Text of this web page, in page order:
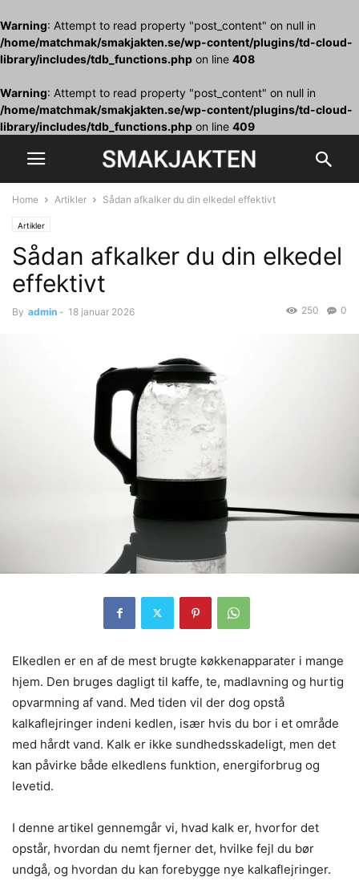
Warning: Attempt to read property "post_content" on null in
/home/matchmak/smakjakten.se/wp-content/plugins/td-cloud-
library/includes/tdb_functions.php on line 408
Warning: Attempt to read property "post_content" on null in
/home/matchmak/smakjakten.se/wp-content/plugins/td-cloud-
library/includes/tdb_functions.php on line 409
Home Artikler Sådan afkalker du din elkedel effektivt
Artikler
Sådan afkalker du din elkedel
effektivt
By admin - 18 januar 2026 0
250
Elkedlen er en af de mest brugte køkkenapparater i mange
hjem. Den bruges dagligt til kaffe, te, madlavning og hurtig
opvarmning af vand. Med tiden vil der dog opstå
kalkaflejringer indeni kedlen, især hvis du bor i et område
med hårdt vand. Kalk er ikke sundhedsskadeligt, men det
kan påvirke både elkedlens funktion, energiforbrug og
levetid.
I denne artikel gennemgår vi, hvad kalk er, hvorfor det
opstår, hvordan du nemt fjerner det, hvilke fejl du bør
undgå, og hvordan du kan forebygge nye kalkaflejringer.